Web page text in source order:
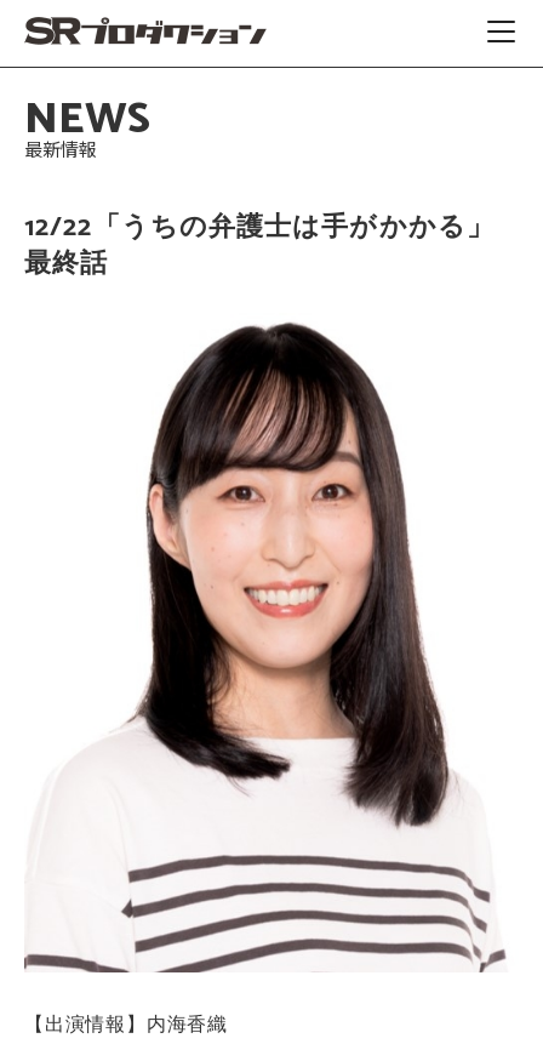
NEWS
最新情報
12/22「うちの弁護士は手がかかる」
最終話
【出演情報】内海香織